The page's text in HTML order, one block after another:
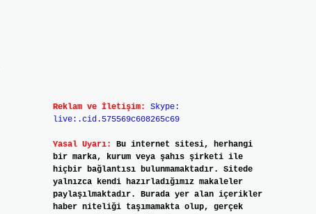
Reklam ve İletişim:
Skype:
live:.cid.575569c608265c69
Yasal Uyarı:
Bu internet sitesi, herhangi
bir marka, kurum veya şahıs şirketi ile
hiçbir bağlantısı bulunmamaktadır. Sitede
yalnızca kendi hazırladığımız makaleler
paylaşılmaktadır. Burada yer alan içerikler
haber niteliği taşımamakta olup, gerçek